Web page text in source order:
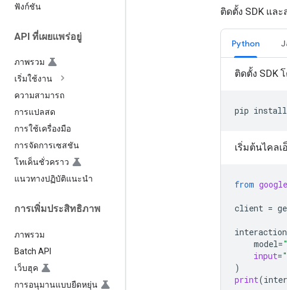
ฟังก์ชัน
API ที่เผยแพร่อยู่
ภาพรวม
เริ่มใช้งาน
ความสามารถ
การแปลสด
การใช้เครื่องมือ
การจัดการเซสชัน
โทเค็นชั่วคราว
แนวทางปฏิบัติแนะนำ
การเพิ่มประสิทธิภาพ
ภาพรวม
Batch API
เว็บฮุค
การอนุมานแบบยืดหยุ่น
ติดตั้ง SDK และ
Python
ติดตั้ง SDK
pip install
เริ่มต้นไคล
from google
client =
interaction
model=
input=
)
print(